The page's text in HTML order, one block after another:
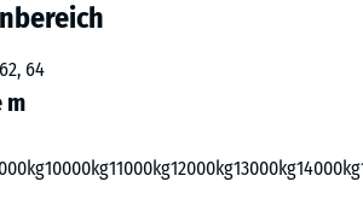
64
m
10000kg11000kg12000kg13000kg14000kg